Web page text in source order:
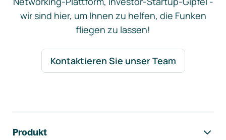
wir sind hier, um Ihnen zu helfen, die Funken
fliegen zu lassen!
Kontaktieren Sie unser Team
Produkt